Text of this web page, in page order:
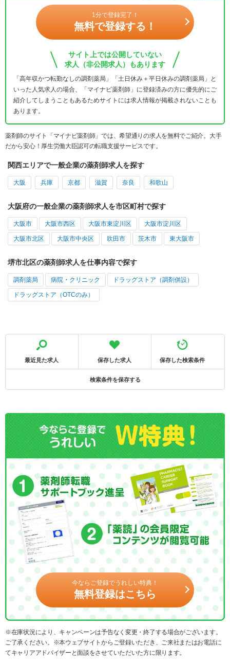
1分で登録完了！
無料で登録する！
サイト上では公開していない
求人（非公開求人）もあります
「高年収かつ転勤なしの調剤薬局」「土日休み＋平日休みの調剤薬局」と
いった人気求人の場合、「マイナビ薬剤師」に登録済みの方に優先的にご
紹介してしまうこともあるためサイトには求人情報が掲載されないことも
あります。
薬剤師のサイト「マイナビ薬剤師」では、希望通りの求人を無料でご紹介。大手
だから安心！厚生労働大臣認可の転職支援サービスです。
関西エリアで一般企業の薬剤師求人を探す
大阪 兵庫 京都 滋賀 奈良 和歌山
大阪府の一般企業の薬剤師求人を市区町村で探す
大阪市 大阪市西区 大阪市東淀川区 大阪市淀川区
大阪市北区 大阪市中央区 吹田市 茨木市 東大阪市
堺市北区の薬剤師求人を仕事内容で探す
調剤薬局 病院・クリニック ドラッグストア（調剤併設）
ドラッグストア（OTCのみ）
最近見た求人 保存した求人 保存した検索条件
検索条件を保存する
今ならご登録でうれしい特典！
無料登録はこちら
※在庫状況により、キャンペーンは予告なく変更・終了する場合がございます。
ご了承ください。※本ウェブサイトからご登録いただき、ご来社またはお電話に
てキャリアアドバイザーと面談をさせていただいた方に限ります。